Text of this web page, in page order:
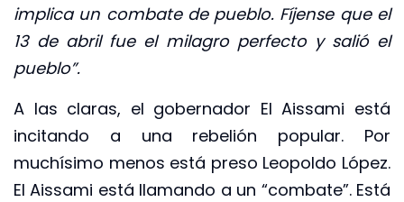
implica un combate de pueblo. Fíjense que el
13 de abril fue el milagro perfecto y salió el
pueblo”.
A las claras, el gobernador El Aissami está
incitando a una rebelión popular. Por
muchísimo menos está preso Leopoldo López.
El Aissami está llamando a un “combate”. Está